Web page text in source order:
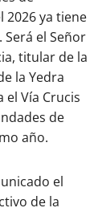
2026 ya tiene
el Señor
titular de la
la Yedra
el Vía Crucis
de
año.
el
de la